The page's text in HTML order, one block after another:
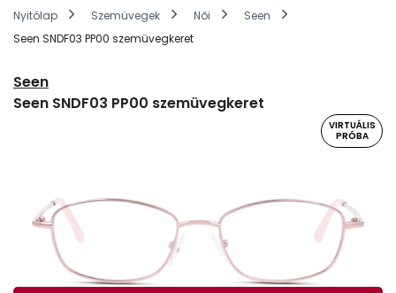
Nyitólap Szemüvegek Női
Seen
Seen SNDF03 PP00 szemüvegkeret
Seen
Seen SNDF03 PP00 szemüvegkeret
VIRTUÁLIS
PRÓBA